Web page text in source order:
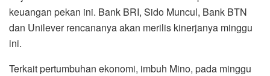
keuangan pekan ini. Bank BRI, Sido Muncul, Bank BTN
dan Unilever rencananya akan merilis kinerjanya minggu
ini.
Terkait pertumbuhan ekonomi, imbuh Mino, pada minggu